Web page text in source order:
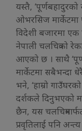
यस्तै, ‘पूर्णबहादुरको
ओभरसिज मार्केटमा
विदेशी बजारमा एक
नेपाली चलचित्रको
आएको छ । साथै
मार्केटमा सबैभन्दा
भने, ‘हाम्रो
दर्शकले दिनुभएको
छैन, यस
प्रवृतिलाई पनि